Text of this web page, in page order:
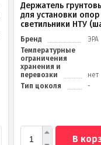
Держатель
для установки
светильники НТУ
Бренд
ЭРА
Температурные
ограничения
хранения и
перевозки
нет
Тип цоколя
-
В